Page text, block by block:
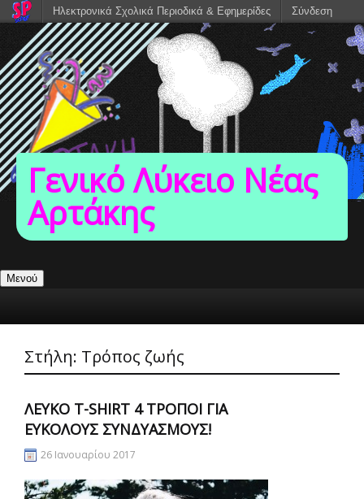
Γενικό Λύκειο Νέας
Αρτάκης
Μενού
Στήλη: Τρόπος ζωής
ΛΕΥΚΌ T-SHIRT 4 ΤΡΌΠΟΙ ΓΙΑ
ΕΎΚΟΛΟΥΣ ΣΥΝΔΥΑΣΜΟΎΣ!
26 Ιανουαρίου 2017
Ηλεκτρονικά Σχολικά Περιοδικά & Εφημερίδες Σύνδεση